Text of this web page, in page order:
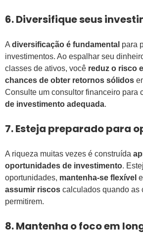
6. Diversifique seus
A diversificação é fundamental para
investimentos. Ao espalhar seu
classes de ativos, você reduz o risco
chances de obter retornos sólidos
Consulte um consultor financeiro para
de investimento adequada.
7. Esteja preparado para
A riqueza muitas vezes é construída
oportunidades de investimento.
oportunidades, mantenha-se flexível
assumir riscos calculados quando as
permitirem.
8. Mantenha o foco em